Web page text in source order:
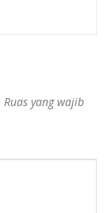
Ruas yang wajib